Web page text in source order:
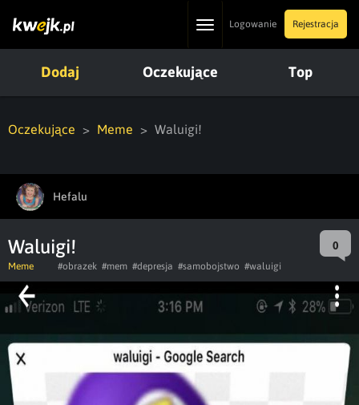
ToggleLogowanie Rejestracja
Dodaj Oczekujące Top
Oczekujące Meme Waluigi!
Hefalu
Waluigi! 0
Meme #obrazek #mem #depresja #samobojstwo #waluigi